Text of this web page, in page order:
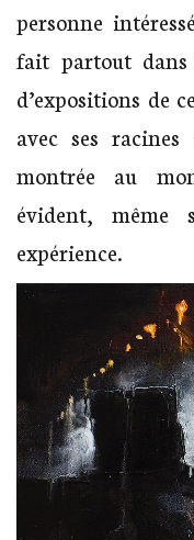
personne
fait partout dans
d’expositions de
avec ses
montrée au
évident,
expérience.